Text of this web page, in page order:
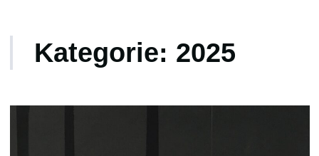
Kategorie: 2025